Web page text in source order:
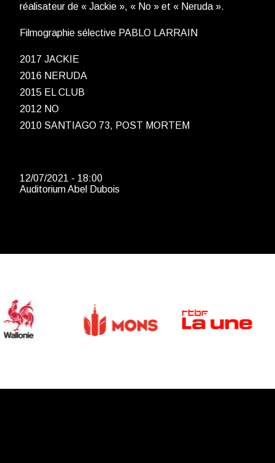
réalisateur de « Jackie », « No » et « Neruda ».
Filmographie sélective PABLO LARRAIN
2017 JACKIE
2016 NERUDA
2015 EL CLUB
2012 NO
2010 SANTIAGO 73, POST MORTEM
12/07/2021 - 18:00
Auditorium Abel Dubois